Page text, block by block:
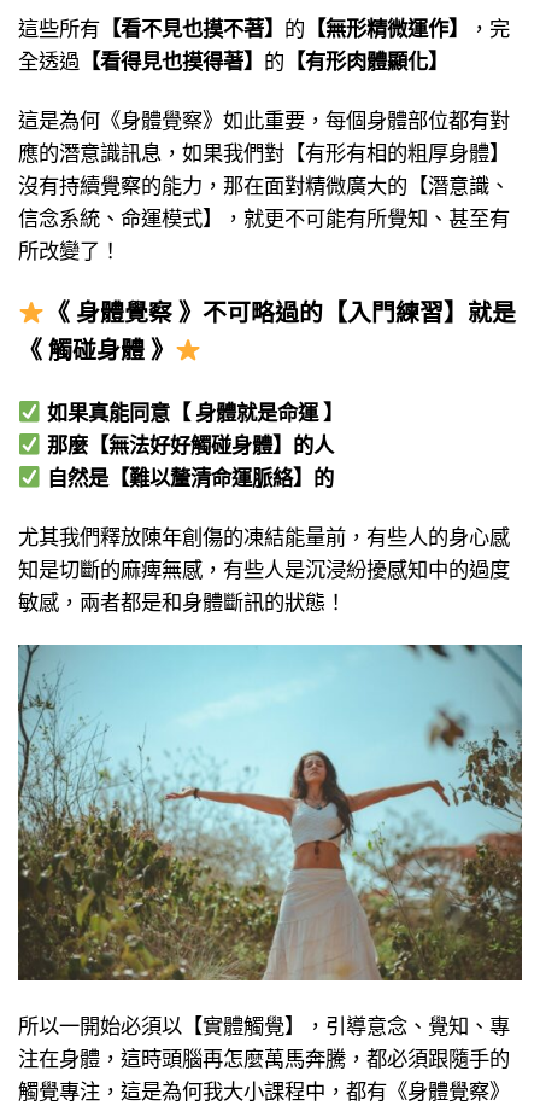
這些所有 【看不見也摸不著】 的 【無形精微運作】
，完
全透過 【看得見也摸得著】 的 【有形肉體顯化】
這是為何《身體覺察》如此重要，每個身體部位都有對
應的潛意識訊息，如果我們對【有形有相的粗厚身體】
沒有持續覺察的能力，那在面對精微廣大的【潛意識、
信念系統、命運模式】，就更不可能有所覺知、甚至有
所改變了！
《 身體覺察 》不可略過的【入門練習】就是
《 觸碰身體 》
如果真能同意【 身體就是命運 】
那麼【無法好好觸碰身體】的人
自然是【難以釐清命運脈絡】的
尤其我們釋放陳年創傷的凍結能量前，有些人的身心感
知是切斷的麻痺無感，有些人是沉浸紛擾感知中的過度
敏感，兩者都是和身體斷訊的狀態！
所以一開始必須以【實體觸覺】，引導意念、覺知、專
注在身體，這時頭腦再怎麼萬馬奔騰，都必須跟隨手的
觸覺專注，這是為何我大小課程中，都有《身體覺察》